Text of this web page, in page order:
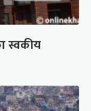
स्वकीय